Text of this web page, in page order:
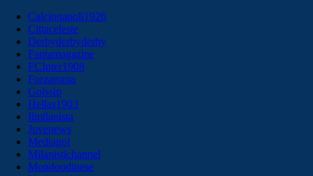
Calcionapoli1926
Cittaceleste
Derbyderbyderby
Fantamagazine
FCInter1908
Forzaroma
Golssip
Hellas1903
Ilmilanista
Juvenews
Mediagol
Milanistichannel
Mondoudinese